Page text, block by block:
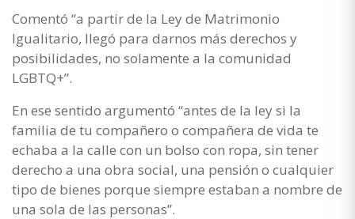
Comentó “a partir de la Ley de Matrimonio
Igualitario, llegó para darnos más derechos y
posibilidades, no solamente a la comunidad
LGBTQ+”.
En ese sentido argumentó “antes de la ley si la
familia de tu compañero o compañera de vida te
echaba a la calle con un bolso con ropa, sin tener
derecho a una obra social, una pensión o cualquier
tipo de bienes porque siempre estaban a nombre de
una sola de las personas”.